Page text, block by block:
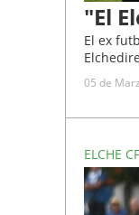
"El
El ex
05 de
ELCHE CF